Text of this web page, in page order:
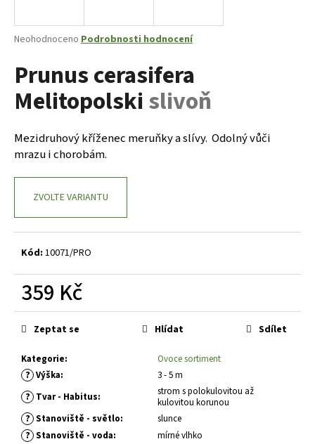
Průměrné
produktu
je
0,0
z
hvězdiček.
Neohodnoceno Podrobnosti hodnocení
Prunus cerasifera
Melitopolski slivoň
Mezidruhový kříženec meruňky a slívy. Odolný vůči
mrazu i chorobám.
ZVOLTE VARIANTU
Kód: 10071/PRO
359 Kč
Měrná
cena:
Kategorie: Ovoce sortiment
? Výška: 3 - 5 m
? Tvar - Habitus:
strom s polokulovitou až
kulovitou korunou
? Stanoviště - světlo: slunce
? Stanoviště - voda: mírné vlhko
Zeptat se Hlídat Sdílet
j
t
?
HLEDAT
D
o
č
m
e
HEMEROCALLIS